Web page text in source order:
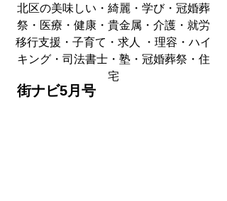
北区の美味しい・綺麗・学び・冠婚葬
祭・医療・健康・貴金属・介護・就労
移行支援・子育て・求人 ・理容・ハイ
キング・司法書士・塾・冠婚葬祭・住
宅
街ナビ5月号